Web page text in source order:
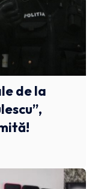
de la